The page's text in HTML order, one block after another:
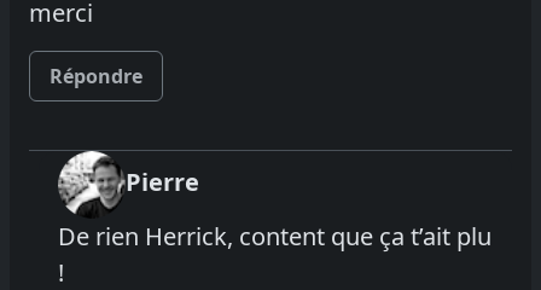
merci
Répondre
Pierre
De rien Herrick, content que ça t’ait plu
!